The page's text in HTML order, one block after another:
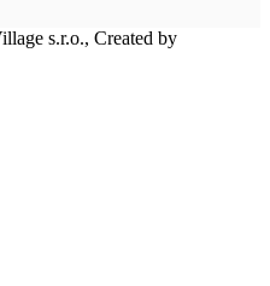
s.r.o., Created by